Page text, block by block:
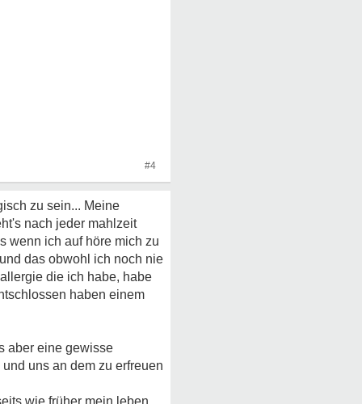
#4
zu sein... Meine
nach jeder mahlzeit
wenn ich auf höre mich zu
das obwohl ich noch nie
die ich habe, habe
haben einem
aber eine gewisse
uns an dem zu erfreuen
wie früher mein leben